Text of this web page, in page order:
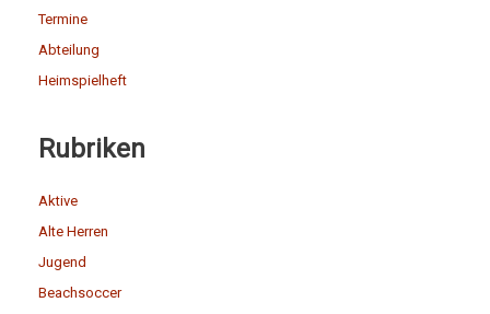
Termine
Abteilung
Heimspielheft
Rubriken
Aktive
Alte Herren
Jugend
Beachsoccer